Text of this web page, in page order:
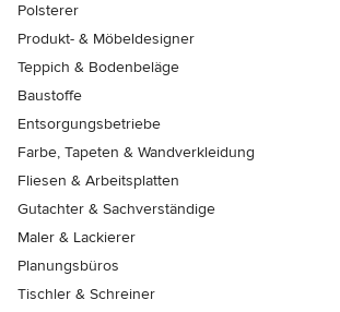
Polsterer
Produkt- & Möbeldesigner
Teppich & Bodenbeläge
Baustoffe
Entsorgungsbetriebe
Farbe, Tapeten & Wandverkleidung
Fliesen & Arbeitsplatten
Gutachter & Sachverständige
Maler & Lackierer
Planungsbüros
Tischler & Schreiner